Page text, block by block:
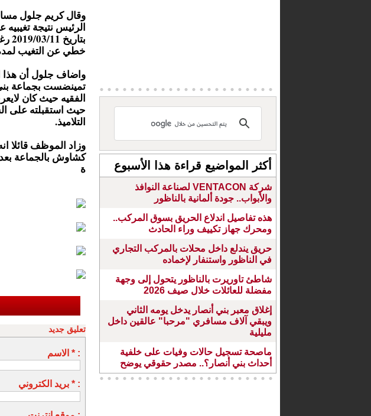
وقال كريم جلول
خطي عن التغيب لمدة 4 ساعات
واضاف جلول أن هذا
تمينضست بجماعة
الفقيه حيث كان
التلاميذ.
كشاوش بالجماعة
ة
تعليق جديد
الاسم * :
بريد الكتروني * :
أكثر المواضيع قراءة هذا الأسبوع
شركة VENTACON لصناعة النوافذ
والأبواب.. جودة ألمانية بالناظور
هذه تفاصيل اندلاع الحريق بسوق المركب..
ومحرك جهاز تكييف وراء الحادث
حريق يندلع داخل محلات بالمركب التجاري
في الناظور واستنفار لإخماده
شاطئ تاوريرت بالناظور يتحول إلى وجهة
مفضلة للعائلات خلال صيف 2026
إغلاق معبر بني أنصار يدخل يومه الثاني
ويبقي آلاف مسافري "مرحبا" عالقين داخل
مليلية
ماصحة تسجيل حالات وفيات على خلفية
أحداث بني أنصار؟.. مصدر حقوقي يوضح